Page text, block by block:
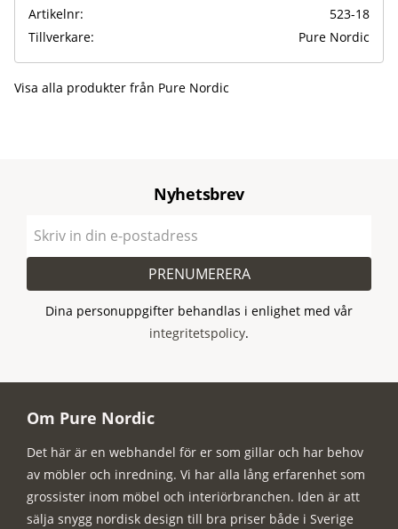
Artikelnr
523-18
Tillverkare
Pure Nordic
Visa alla produkter från Pure Nordic
Nyhetsbrev
PRENUMERERA
Dina personuppgifter behandlas i enlighet med vår
integritetspolicy.
Om Pure Nordic
Det här är en webhandel för er som gillar och har behov
av möbler och inredning. Vi har alla lång erfarenhet som
grossister inom möbel och interiörbranchen. Iden är att
sälja snygg nordisk design till bra priser både i Sverige